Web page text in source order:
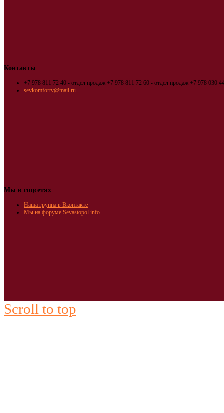
Контакты
+7 978 811 72 40 - отдел продаж +7 978 811 72 60 - отдел продаж +7 978 030
sevkomfortv@mail.ru
Мы в соцсетях
Наша группа в Вконтакте
Мы на форуме Sevastopol.info
Scroll to top